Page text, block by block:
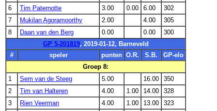
6
Tim Paternotte 3.00 0.00 6.00
302
7
Mukilan Agoramoorthy 2.00 4.00
305
8
Daan van den Berg 0.00 0.00
300
GP 5-201819, 2019-01-12, Barneveld
#
speler punten O.R. S.B.
GP-elo
Groep 8:
1
Sem van de Steeg 5.00 16.00
350
2
Tim van Halteren 4.00 1.00 14.00
328
3
Rien Veerman 4.00 1.00 13.00
323